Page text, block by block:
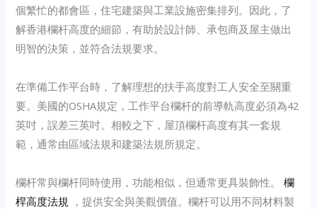
個繁忙的都會區，住宅建築與工業設施密集排列。因此，了
解香港欄杆高度的細節，有助於設計師、承包商及屋主做出
明智的決策，並符合法規要求。
在準備工作平台時，了解理想的扶手高度對工人安全至關重
要。美國的OSHA規定，工作平台欄杆的前導軌高度必須為42
英吋，誤差三英吋。相較之下，屋頂欄杆高度有其一套規
範，通常由區域法規和建築法規所規定。
欄杆常與欄杆同時使用，功能相似，但通常更具裝飾性。欄
桿高度法規
，提供安全與美觀價值。欄杆可以用不同材料製